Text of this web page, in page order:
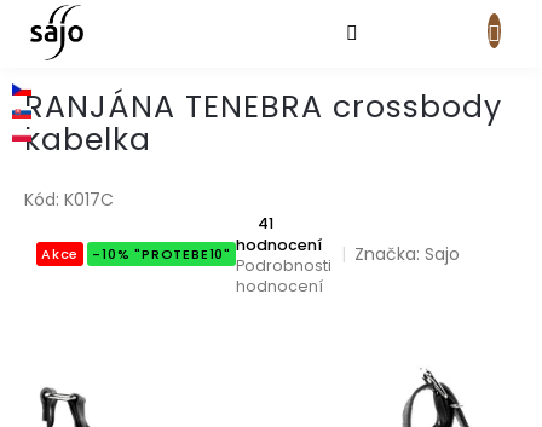
obsah
KOŠÍK
RANJÁNA TENEBRA crossbody
kabelka
Kód: K017C
Akce -10% "PROTEBE10"
Průměrné
hodnocení
produktu
je
41
hodnocení
Podrobnosti
hodnocení
Značka:Sajo